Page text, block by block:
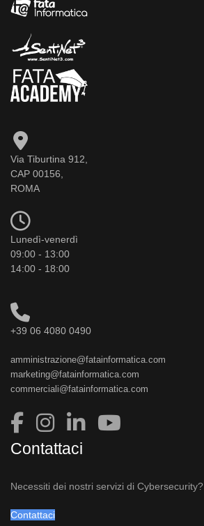
Via Tiburtina 912,
CAP 00156,
ROMA
Lunedì-venerdì
09:00 - 13:00
14:00 - 18:00
+39 06 4080 0490
amministrazione@fatainformatica.com
marketing@fatainformatica.com
commerciali@fatainformatica.com
Contattaci
Necessiti dei nostri servizi di Cybersecurity?
Contattaci